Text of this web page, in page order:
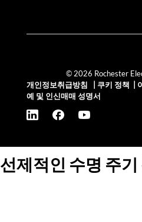
© 2026 Rochester
개인정보취급방침
쿠키 정책
예 및 인신매매 성명서
선제적인 수명 주